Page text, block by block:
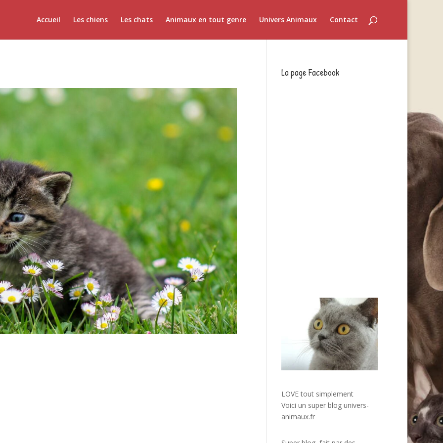
Accueil Les chiens Les chats Animaux en tout genre Univers Animaux Contact
La page Facebook
LOVE tout simplement
Voici un super blog univers-
animaux.fr